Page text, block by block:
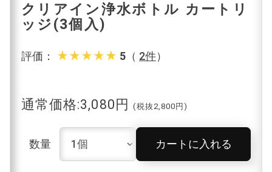
クリアイン浄水ボトル カートリ
ッジ(3個入)
評価： star_rate star_rate star_rate star_rate star_rate 5（ 2件）
通常価格:3,080円 (税抜2,800円)
数量 カートに入れる